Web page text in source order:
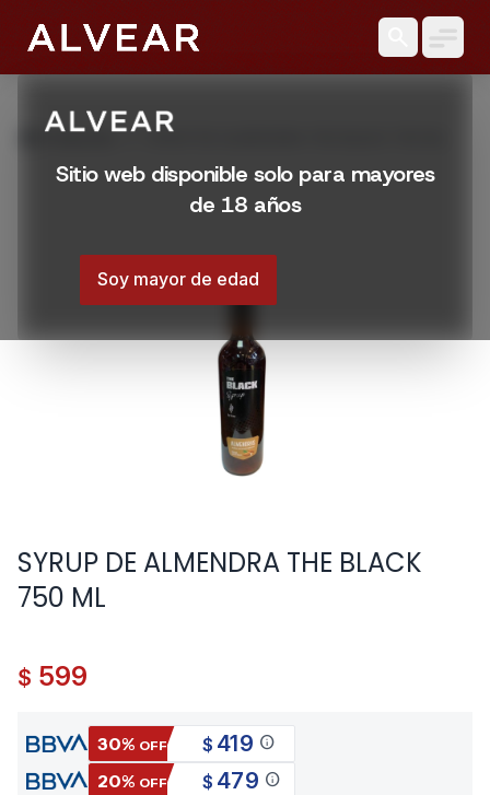
Sitio web disponible solo para mayores
de 18 años
Soy mayor de edad
Productos SYRUP DE ALMENDRA THE BLACK 750 ML
SYRUP DE ALMENDRA THE BLACK
750 ML
$ 599
30% OFF $ 419 info
20% OFF $ 479 info